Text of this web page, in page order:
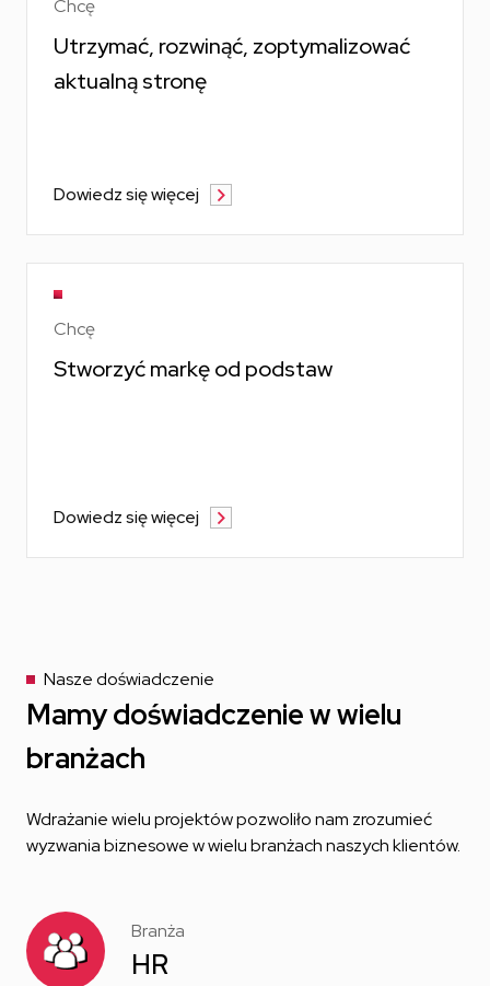
Chcę
Utrzymać, rozwinąć, zoptymalizować
aktualną stronę
Dowiedz się więcej
Chcę
Stworzyć markę od podstaw
Dowiedz się więcej
Nasze doświadczenie
Mamy doświadczenie w wielu
branżach
Wdrażanie wielu projektów pozwoliło nam zrozumieć
wyzwania biznesowew wielu branżach naszych klientów.
Branża
HR